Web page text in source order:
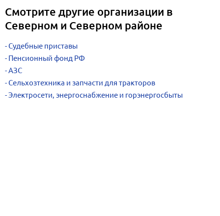
Смотрите другие организации в
Северном и Северном районе
Судебные приставы
Пенсионный фонд РФ
АЗС
Сельхозтехника и запчасти для тракторов
Электросети, энергоснабжение и горэнергосбыты